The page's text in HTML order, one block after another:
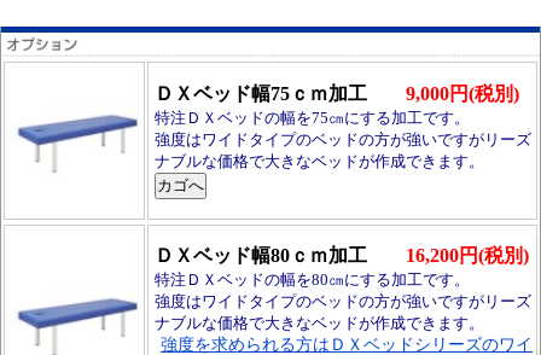
ＤＸベッド幅75ｃｍ加工 9,000円(税別)
特注ＤＸベッドの幅を75㎝にする加工です。
強度はワイドタイプのベッドの方が強いですがリーズ
ナブルな価格で大きなベッドが作成できます。
ＤＸベッド幅80ｃｍ加工 16,200円(税別)
特注ＤＸベッドの幅を80㎝にする加工です。
強度はワイドタイプのベッドの方が強いですがリーズ
ナブルな価格で大きなベッドが作成できます。
強度を求められる方はＤＸベッドシリーズのワイ